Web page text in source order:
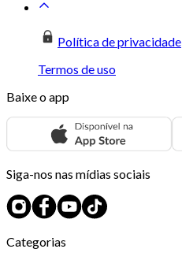
Política de privacidade
Termos de uso
Baixe o app
Siga-nos nas mídias sociais
Categorias